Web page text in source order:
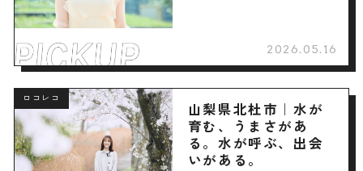
2026.05.16
ロコレコ
山梨県北杜市｜水が
育む、うまさがあ
る。水が呼ぶ、出会
いがある。